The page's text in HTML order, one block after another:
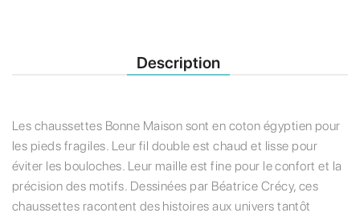
Description
Les chaussettes Bonne Maison sont en coton égyptien pour
les pieds fragiles. Leur fil double est chaud et lisse pour
éviter les bouloches. Leur maille est fine pour le confort et la
précision des motifs. Dessinées par Béatrice Crécy, ces
chaussettes racontent des histoires aux univers tantôt